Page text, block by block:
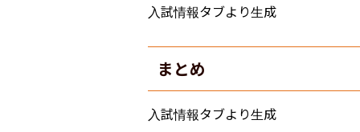
入試情報タブより生成
まとめ
入試情報タブより生成